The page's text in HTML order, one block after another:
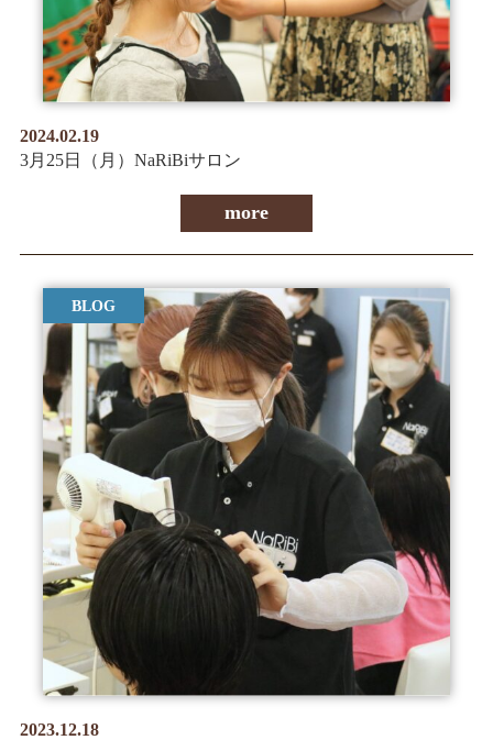
2024.02.19
3月25日（月）NaRiBiサロン
more
BLOG
2023.12.18